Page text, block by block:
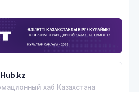
хаб Казахстана